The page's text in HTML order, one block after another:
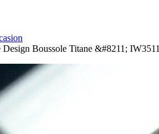
Boussole Titane &#8211; IW3511